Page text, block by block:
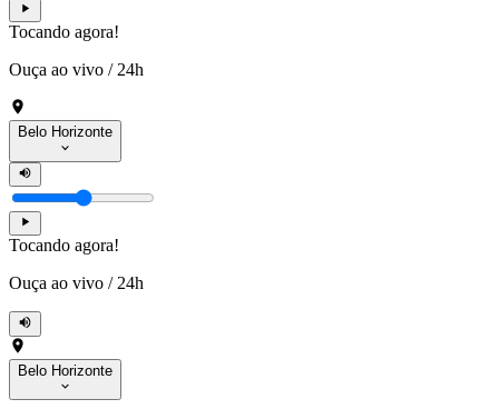
Tocando agora!
Ouça ao vivo / 24h
Belo Horizonte
Tocando agora!
Ouça ao vivo / 24h
Belo Horizonte